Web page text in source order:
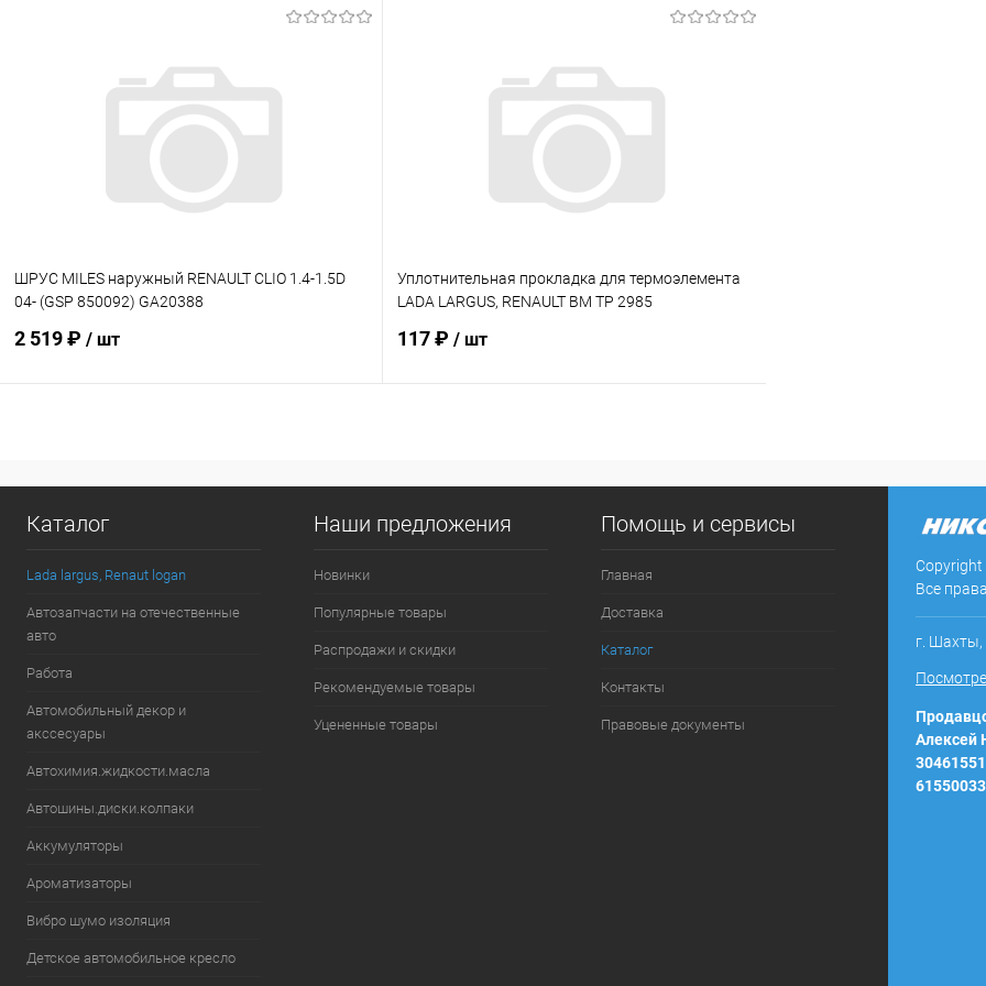
Купить в 1 клик Сравнение
Под заказ
Купить в 1 клик Сравнение
В наличии
ШРУС MILES наружный RENAULT CLIO 1.4-1.5D
04- (GSP 850092) GA20388
2 519 ₽ / шт
Купить в 1 клик Сравнение
В избранное
Уплотнительная прокладка для термоэлемента
LADA LARGUS, RENAULT ВМ TP 2985
117 ₽ / шт
Купить в 1 клик Сравнение
В избранное В наличии
Каталог
Lada largus, Renaut logan
Автозапчасти на отечественные
авто
Работа
Автомобильный декор и
акссесуары
Автохимия.жидкости.масла
Автошины.диски.колпаки
Аккумуляторы
Ароматизаторы
Вибро шумо изоляция
Детское автомобильное кресло
Наши предложения
Новинки
Популярные товары
Распродажи и скидки
Рекомендуемые товары
Уцененные товары
Помощь и сервисы
Главная
Доставка
Каталог
Контакты
Правовые документы
Все
г. Шахты,
Алексей